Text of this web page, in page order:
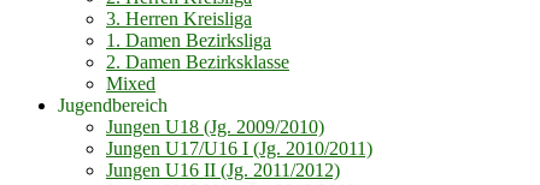
3. Herren Kreisliga
1. Damen Bezirksliga
2. Damen Bezirksklasse
Mixed
Jugendbereich
Jungen U18 (Jg. 2009/2010)
Jungen U17/U16 I (Jg. 2010/2011)
Jungen U16 II (Jg. 2011/2012)